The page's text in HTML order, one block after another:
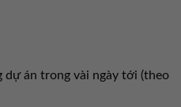
án trong vài ngày tới (theo